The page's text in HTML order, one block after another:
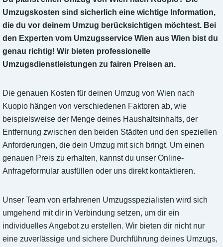
Umzugskosten sind sicherlich eine wichtige Information,
die du vor deinem Umzug berücksichtigen möchtest. Bei
den Experten vom Umzugsservice Wien aus Wien bist du
genau richtig! Wir bieten professionelle
Umzugsdienstleistungen zu fairen Preisen an.
Die genauen Kosten für deinen Umzug von Wien nach
Kuopio hängen von verschiedenen Faktoren ab, wie
beispielsweise der Menge deines Haushaltsinhalts, der
Entfernung zwischen den beiden Städten und den speziellen
Anforderungen, die dein Umzug mit sich bringt. Um einen
genauen Preis zu erhalten, kannst du unser Online-
Anfrageformular ausfüllen oder uns direkt kontaktieren.
Unser Team von erfahrenen Umzugsspezialisten wird sich
umgehend mit dir in Verbindung setzen, um dir ein
individuelles Angebot zu erstellen. Wir bieten dir nicht nur
eine zuverlässige und sichere Durchführung deines Umzugs,